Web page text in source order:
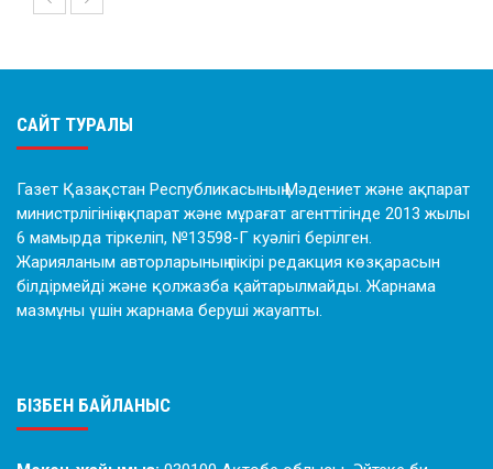
САЙТ ТУРАЛЫ
Газет Қазақстан Республикасының Мәдениет және ақпарат
министрлігінің ақпарат және мұрағат агенттігінде 2013 жылы
6 мамырда тіркеліп, №13598-Г куәлігі берілген.
Жарияланым авторларының пікірі редакция көзқарасын
білдірмейді және қолжазба қайтарылмайды. Жарнама
мазмұны үшін жарнама беруші жауапты.
БІЗБЕН БАЙЛАНЫС